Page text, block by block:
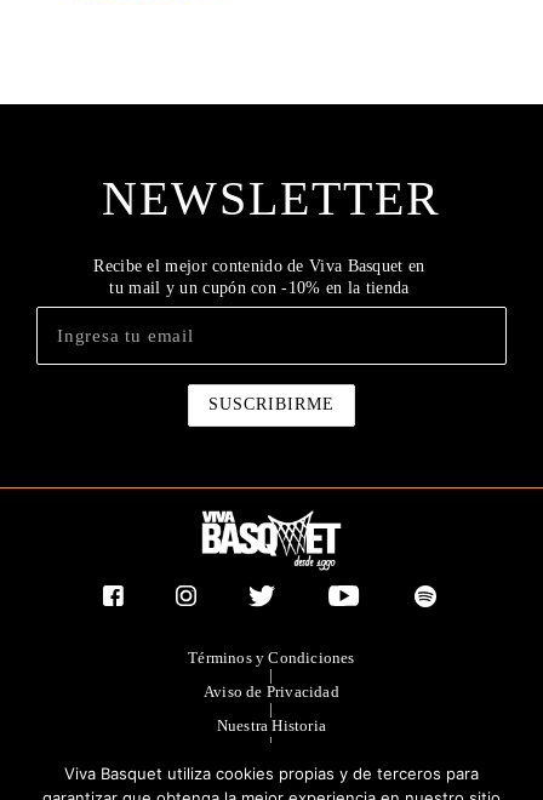
NEWSLETTER
Recibe el mejor contenido de Viva Basquet en
tu mail y un cupón con -10% en la tienda
Términos y Condiciones
|
Aviso de Privacidad
|
Nuestra Historia
|
|
Publicidad
Viva Basquet utiliza cookies propias y de terceros para